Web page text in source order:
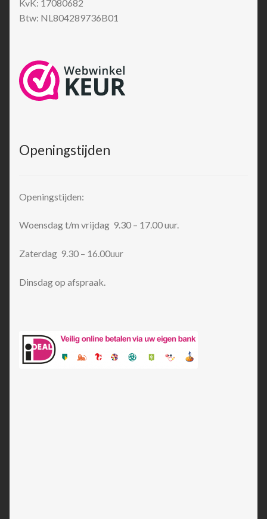
KvK: 17080682
Btw: NL804289736B01
Openingstijden
Openingstijden:
Woensdag t/m vrijdag 9.30 – 17.00 uur.
Zaterdag 9.30 – 16.00uur
Dinsdag op afspraak.